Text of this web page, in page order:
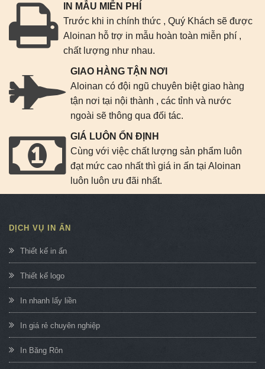
IN MẪU MIỄN PHÍ
Trước khi in chính thức , Quý Khách sẽ được
Aloinan hỗ trợ in mẫu hoàn toàn miễn phí ,
chất lượng như nhau.
GIAO HÀNG TẬN NƠI
Aloinan có đội ngũ chuyên biệt giao hàng
tận nơi tại nội thành , các tỉnh và nước
ngoài sẽ thông qua đối tác.
GIÁ LUÔN ỔN ĐỊNH
Cùng với việc chất lượng sản phẩm luôn
đạt mức cao nhất thì giá in ấn tại Aloinan
luôn luôn ưu đãi nhất.
DỊCH VỤ IN ẤN
Thiết kế in ấn
Thiết kế logo
In nhanh lấy liền
In giá rẻ chuyên nghiệp
In Băng Rôn